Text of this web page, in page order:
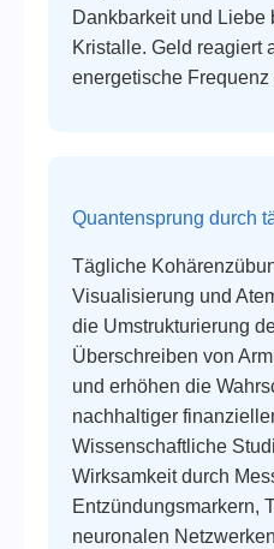
Dankbarkeit und Liebe
Kristalle. Geld reagiert
energetische Frequenz
Quantensprung durch
Tägliche
Visualisierung und
die Umstrukturierung
Überschreiben von
und erhöhen die
nachhaltiger
Wissenschaftliche
Wirksamkeit durch
Entzündungsmarkern,
neuronalen